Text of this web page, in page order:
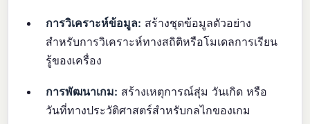
การวิเคราะห์ข้อมูล: สร้างชุดข้อมูลตัวอย่าง
สำหรับการวิเคราะห์ทางสถิติหรือโมเดลการเรียน
รู้ของเครื่อง
การพัฒนาเกม: สร้างเหตุการณ์สุ่ม วันเกิด หรือ
วันที่ทางประวัติศาสตร์สำหรับกลไกของเกม